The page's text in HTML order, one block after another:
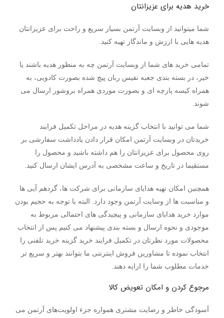
خرید هدیه برای عزیزانتان
شما میتوانید از وبسایت آرتمن بسیار سریع و راحت برای عزیزانتان
هدیه هایی با ارزش و ماندگار تهیه کنید.
تمامی خرید های شما از وبسایت آرتمن چه به منظور هدیه باشند یا
خیر، در بسته بندی جعبه نفیس ربان پیچ شده بصورت کادویی، به
همراه کیسه پارچه ای و بصورت موردی همراه بروشور ارسال می
شوند.
شما می توانید با انتخاب گزینه هدیه در مراحل تکمیل فرایند
خریدتان در وبسایت آرتمن امکان قرار دادن یادداشت سفارشی بر
روی محصول برای عزیزانتان را هم داشته باشید و محصول را
مستقیما در تاریخ و ساعت مشخصی به آدرس ایشان ارسال کنید.
همچنین امکان تهیه هدایای سازمانی برای شرکت ها، گردهم آیی ها
و مناسبت ها از وسایت آرتمن وجود دارد. البته با توجه به حجیم بودن
موارد خرید هدایای سازمانی و پیچیدگی های احتمالی مربوط به
موجودی و نحوه ارسال و بسته بندی پیشنهاد می کنیم پس از انتخاب
محصولات مورد نظرتان در تکمیل فرایند خرید گزینه خرید تلفنی را
انتخاب نموده تا مشاورین فروش اینترنتی ما بتوانند بهتر و سریع تر
خدمات مطلوب شما را ارایه دهند.
مرجوع کردن و امکان تعویض کالا
آسودگی خاطر و رضایت مشتری همواره جزء اولویت‌های آرتمن می